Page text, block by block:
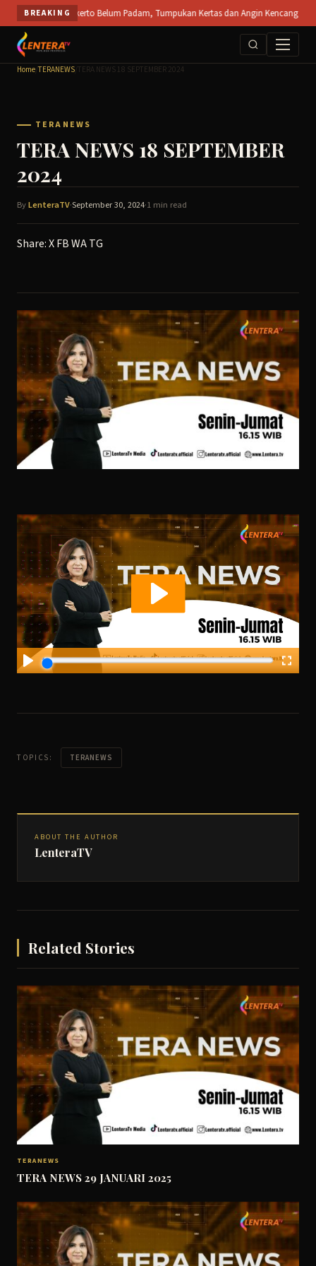
Skip
to
content
BREAKING
PT SPS Mojokerto Belum Padam, Tumpukan Kertas dan Angin Kencang
Home /TERANEWS TERA NEWS 18 SEPTEMBER 2024
TERANEWS
TERA NEWS 18 SEPTEMBER
2024
ByLenteraTV·September 30, 2024·1 min read
Share:XFBWATG
TOPICS: TERANEWS
ABOUT THE AUTHOR
LenteraTV
Related Stories
TERANEWS
TERA NEWS 29 JANUARI 2025